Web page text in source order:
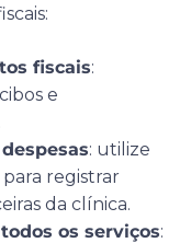
fiscais:
e
: utilize
registrar
da clínica.
os serviços: